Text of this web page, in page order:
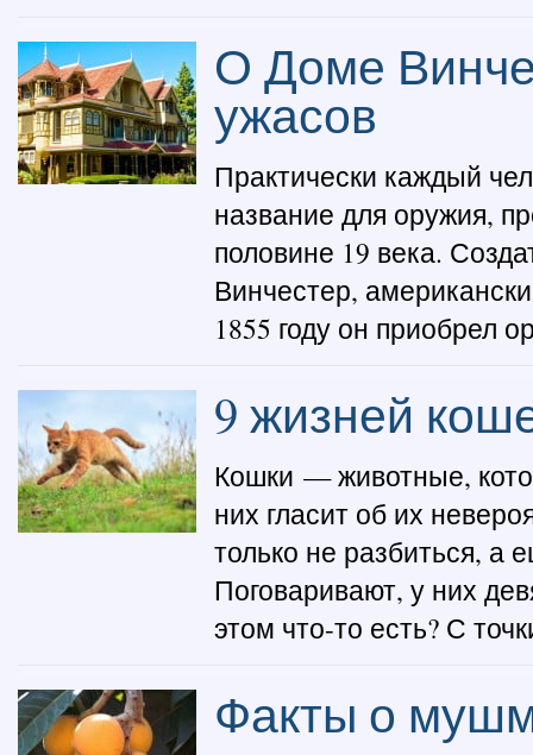
О Доме
ужасов
Практически каждый
название для оружия,
половине 19 века.
Винчестер,
1855 году он приобрел
9 жизней
Кошки — животные,
них гласит об их
только не разбиться, а
Поговаривают, у них
этом что-то есть? С
Факты о